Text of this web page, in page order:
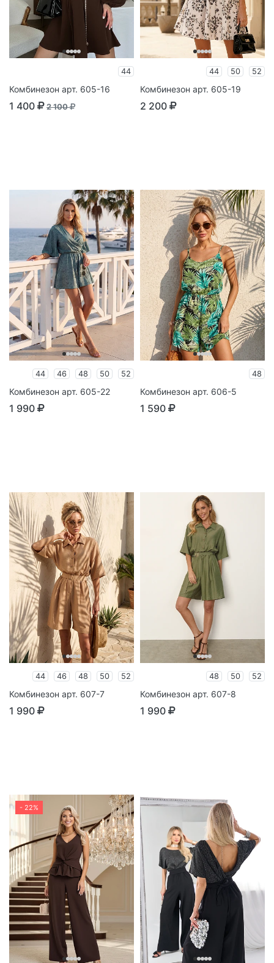
44
Комбинезон арт. 605-16
1 400 2 100
44 50 52
Комбинезон арт. 605-19
2 200
44 46 48 50 52
Комбинезон арт. 605-22
1 990
48
Комбинезон арт. 606-5
1 590
44 46 48 50 52
Комбинезон арт. 607-7
1 990
48 50 52
Комбинезон арт. 607-8
1 990
- 22%